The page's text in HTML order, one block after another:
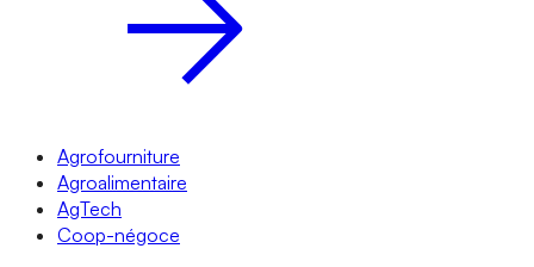
Agrofourniture
Agroalimentaire
AgTech
Coop-négoce